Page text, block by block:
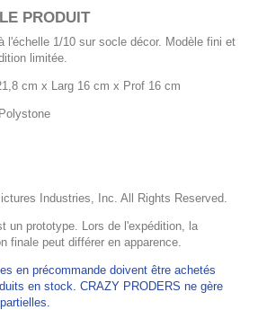
PRODUIT
l'échelle 1/10 sur socle décor. Modèle fini et
limitée.
cm x Larg 16 cm x Prof 16 cm
Industries, Inc. All Rights Reserved.
un prototype. Lors de l'expédition, la
finale peut différer en apparence.
en précommande doivent être achetés
en stock. CRAZY PRODERS ne gère